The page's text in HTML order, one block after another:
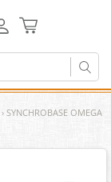
› SYNCHROBASE OMEGA